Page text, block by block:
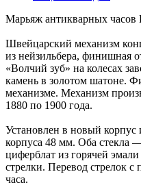
Марьяж антикварных часов
Швейцарский механизм
из нейзильбера, финишная
«Волчий зуб» на колесах
камень в золотом шатоне.
механизме. Механизм
1880 по 1900 года.
Установлен в новый
корпуса 48 мм. Оба стекла
циферблат из горячей
стрелки. Перевод стрелок
часа.